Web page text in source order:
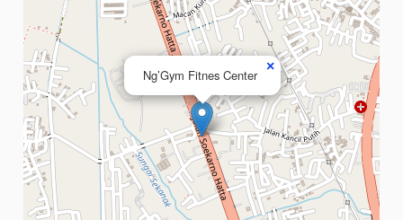
Ng’Gym Fitnes Center
×